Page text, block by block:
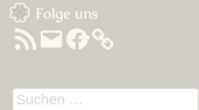
Sidebar
Folge uns
RSS-
Feed
E-
Mail
Facebook
Suchen